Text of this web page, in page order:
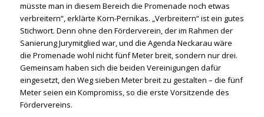
müsste man in diesem Bereich die Promenade noch etwas
verbreitern“, erklärte Korn-Pernikas. „Verbreitern“ ist ein gutes
Stichwort. Denn ohne den Förderverein, der im Rahmen der
Sanierung Jurymitglied war, und die Agenda Neckarau wäre
die Promenade wohl nicht fünf Meter breit, sondern nur drei.
Gemeinsam haben sich die beiden Vereinigungen dafür
eingesetzt, den Weg sieben Meter breit zu gestalten – die fünf
Meter seien ein Kompromiss, so die erste Vorsitzende des
Fördervereins.